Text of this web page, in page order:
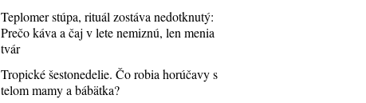
Teplomer stúpa, rituál zostáva nedotknutý:
Prečo káva a čaj v lete nemiznú, len menia
tvár
Tropické šestonedelie. Čo robia horúčavy s
telom mamy a bábätka?